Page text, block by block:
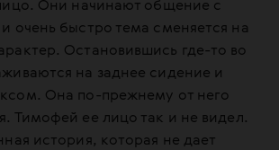
лицо. Они начинают общение с
очень быстро тема сменяется на
Остановившись где-то во
на заднее сидение и
Она по-прежнему от него
Тимофей ее лицо так и не видел.
история, которая не дает